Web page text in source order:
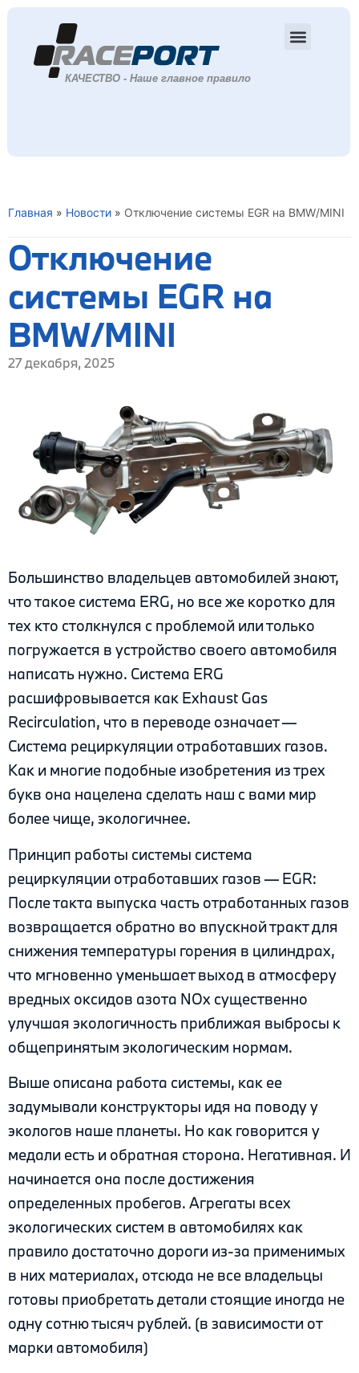
Главная » Новости » Отключение системы EGR на BMW/MINI
Отключение
системы EGR на
BMW/MINI
27 декабря, 2025
Большинство владельцев автомобилей знают,
что такое система ERG, но все же коротко для
тех кто столкнулся с проблемой или только
погружается в устройство своего автомобиля
написать нужно. Система ERG
расшифровывается как Exhaust Gas
Recirculation, что в переводе означает —
Система рециркуляции отработавших газов.
Как и многие подобные изобретения из трех
букв она нацелена сделать наш с вами мир
более чище, экологичнее.
Принцип работы системы cистема
рециркуляции отработавших газов — EGR:
После такта выпуска часть отработанных газов
возвращается обратно во впускной тракт для
снижения температуры горения в цилиндрах,
что мгновенно уменьшает выход в атмосферу
вредных оксидов азота NOx существенно
улучшая экологичность приближая выбросы к
общепринятым экологическим нормам.
Выше описана работа системы, как ее
задумывали конструкторы идя на поводу у
экологов наше планеты. Но как говорится у
медали есть и обратная сторона. Негативная. И
начинается она после достижения
определенных пробегов. Агрегаты всех
экологических систем в автомобилях как
правило достаточно дороги из-за применимых
в них материалах, отсюда не все владельцы
готовы приобретать детали стоящие иногда не
одну сотню тысяч рублей. (в зависимости от
марки автомобиля)